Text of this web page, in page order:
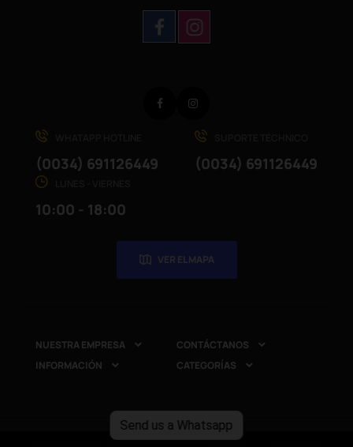
Send us a Whatsapp
(0034) 691126449 (0034) 691126449
10:00 - 18:00
VER EL MAPA
Facebook
NUESTRA EMPRESA  CONTÁCTANOS 
INFORMACIÓN  CATEGORÍAS 